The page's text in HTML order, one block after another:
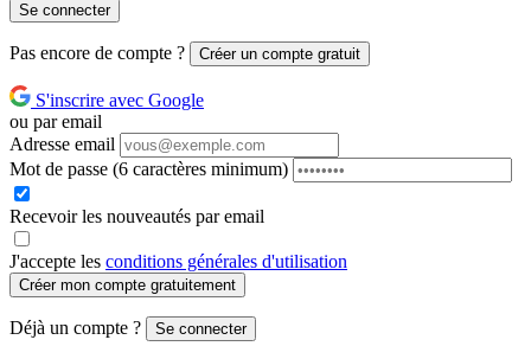
Se connecter
Pas encore de compte ? Créer un compte gratuit
S'inscrire avec Google
ou par email
Adresse email
Mot de passe (6 caractères minimum)
Recevoir les nouveautés par email
J'accepte les conditions générales d'utilisation
Créer mon compte gratuitement
Déjà un compte ? Se connecter